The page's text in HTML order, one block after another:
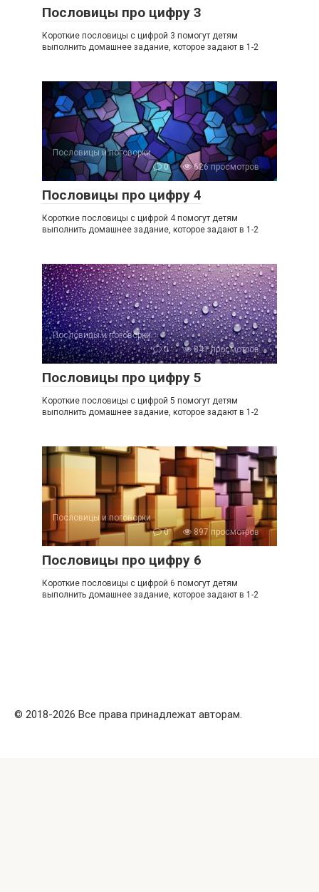
Пословицы про цифру 3
Короткие пословицы с цифрой 3 помогут детям
выполнить домашнее задание, которое задают в 1-2
Пословицы и поговорки
0
626 просмотров
Пословицы про цифру 4
Короткие пословицы с цифрой 4 помогут детям
выполнить домашнее задание, которое задают в 1-2
Пословицы и поговорки
0
841 просмотров
Пословицы про цифру 5
Короткие пословицы с цифрой 5 помогут детям
выполнить домашнее задание, которое задают в 1-2
Пословицы и поговорки
0
897 просмотров
Пословицы про цифру 6
Короткие пословицы с цифрой 6 помогут детям
выполнить домашнее задание, которое задают в 1-2
© 2018-2026 Все права принадлежат авторам.